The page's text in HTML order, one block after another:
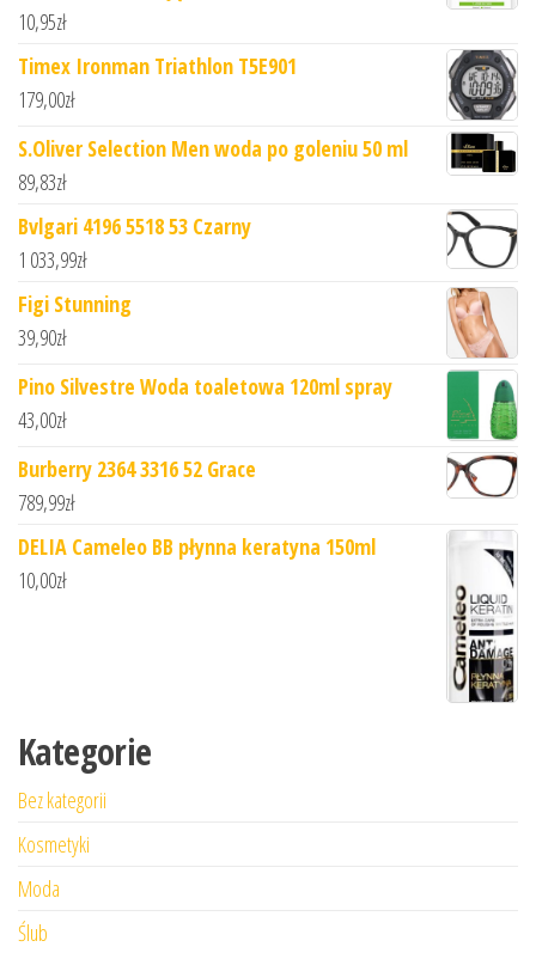
10,95zł
Timex Ironman Triathlon T5E901
179,00zł
S.Oliver Selection Men woda po goleniu 50 ml
89,83zł
Bvlgari 4196 5518 53 Czarny
1 033,99zł
Figi Stunning
39,90zł
Pino Silvestre Woda toaletowa 120ml spray
43,00zł
Burberry 2364 3316 52 Grace
789,99zł
DELIA Cameleo BB płynna keratyna 150ml
10,00zł
Kategorie
Bez kategorii
Kosmetyki
Moda
Ślub